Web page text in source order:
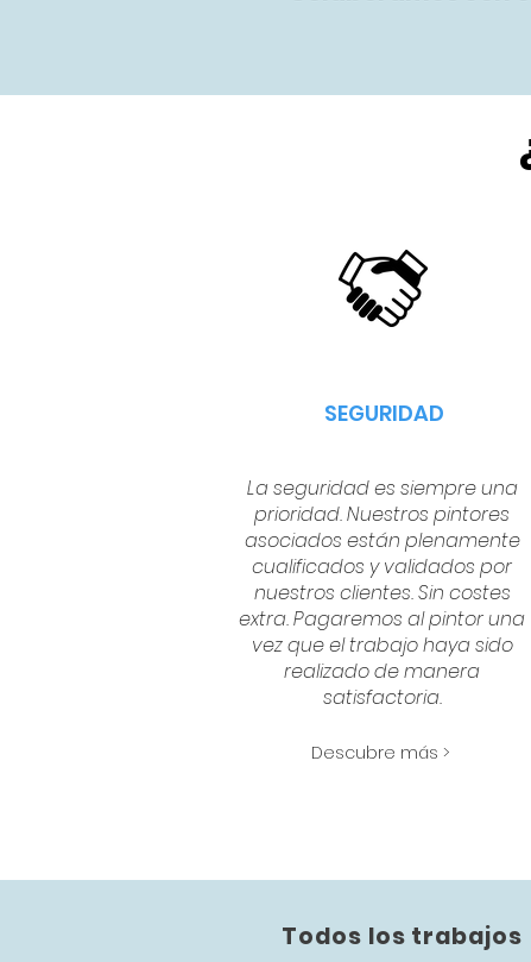
SEGURIDAD
La seguridad es siempre una
prioridad. Nuestros pintores
asociados están plenamente
cualificados y validados por
nuestros clientes. Sin costes
extra. Pagaremos al pintor una
vez que el trabajo haya sido
realizado de manera
satisfactoria.
Descubre más >
Todos los trabajos